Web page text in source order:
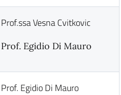
Prof.ssa Vesna Cvitkovic
Prof. Egidio Di Mauro
Prof. Egidio Di Mauro